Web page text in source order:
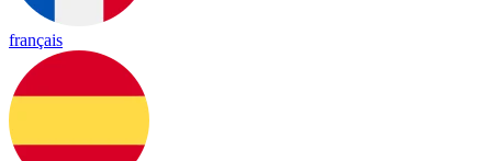
français